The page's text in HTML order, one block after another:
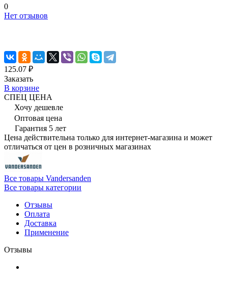
0
Нет отзывов
125.07 ₽
Заказать
В корзине
СПЕЦ ЦЕНА
Хочу дешевле
Оптовая цена
Гарантия 5 лет
Цена действительна только для интернет-магазина и может
отличаться от цен в розничных магазинах
Все товары Vandersanden
Все товары категории
Отзывы
Оплата
Доставка
Применение
Отзывы